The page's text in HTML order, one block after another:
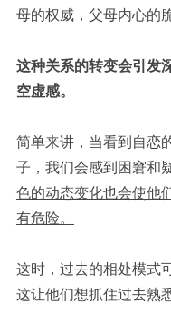
母的权威，父母内心的
这种关系的转变会引发
空虚感。
简单来讲，当看到自恋
子，我们会感到困窘和
色的动态变化也会使他
有危险。
这时，过去的相处模式
这让他们想抓住过去熟